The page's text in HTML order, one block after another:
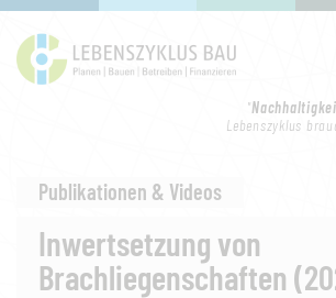
"
Lebenszyklus
Publikationen & Videos
Inwertsetzung von
Brachliegenschaften